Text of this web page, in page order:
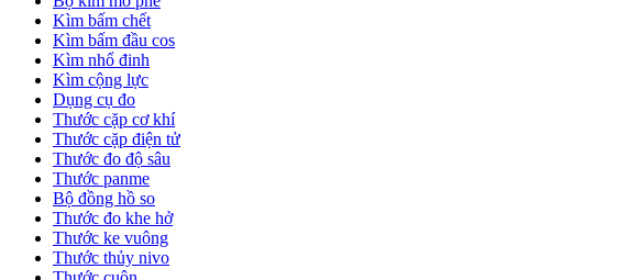
Kìm bấm chết
Kìm bấm đầu cos
Kìm nhổ đinh
Kìm cộng lực
Dụng cụ đo
Thước cặp cơ khí
Thước cặp điện tử
Thước đo độ sâu
Thước panme
Bộ đồng hồ so
Thước đo khe hở
Thước ke vuông
Thước thủy nivo